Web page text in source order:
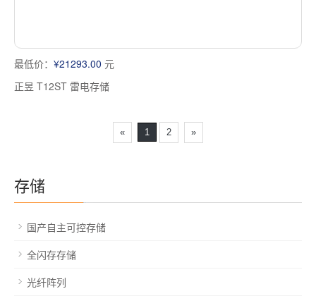
最低价： ¥21293.00 元
正昱 T12ST 雷电存储
« 1 2 »
存储
国产自主可控存储
全闪存存储
光纤阵列